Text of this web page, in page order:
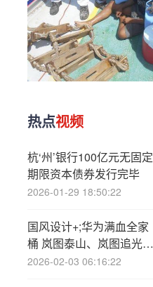
热点视频
杭‘州’银行100亿元无固定
期限资本债券发行完毕
2026-01-29 18:50:22
国风设计+;华为满血全家
桶 岚图泰山、岚图追光L
双旗舰开启预订
2026-02-03 06:16:22